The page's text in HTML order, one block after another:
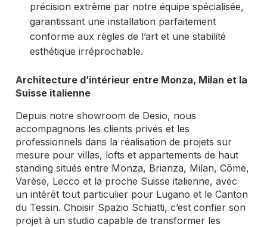
précision extrême par notre équipe spécialisée,
garantissant une installation parfaitement
conforme aux règles de l’art et une stabilité
esthétique irréprochable.
Architecture d’intérieur entre Monza, Milan et la
Suisse italienne
Depuis notre showroom de Desio, nous
accompagnons les clients privés et les
professionnels dans la réalisation de projets sur
mesure pour villas, lofts et appartements de haut
standing situés entre Monza, Brianza, Milan, Côme,
Varèse, Lecco et la proche Suisse italienne, avec
un intérêt tout particulier pour Lugano et le Canton
du Tessin. Choisir Spazio Schiatti, c’est confier son
projet à un studio capable de transformer les